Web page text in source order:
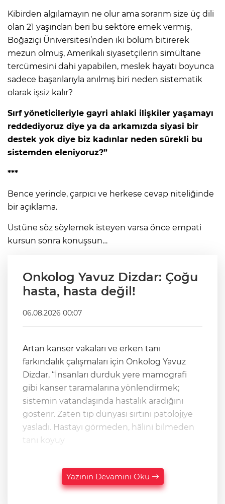
Kibirden algılamayın ne olur ama sorarım size üç dili
olan 21 yaşından beri bu sektöre emek vermiş,
Boğaziçi Üniversitesi’nden iki bölüm bitirerek
mezun olmuş, Amerikalı siyasetçilerin simültane
tercümesini dahi yapabilen, meslek hayatı boyunca
sadece başarılarıyla anılmış biri neden sistematik
olarak işsiz kalır?
Sırf yöneticileriyle gayri ahlaki ilişkiler yaşamayı
reddediyoruz diye ya da arkamızda siyasi bir
destek yok diye biz kadınlar neden sürekli bu
sistemden eleniyoruz?”
***
Bence yerinde, çarpıcı ve herkese cevap niteliğinde
bir açıklama.
Üstüne söz söylemek isteyen varsa önce empati
kursun sonra konuşsun…
Onkolog Yavuz Dizdar: Çoğu
hasta, hasta değil!
06.08.2026 00:07
Artan kanser vakaları ve erken tanı
farkındalık çalışmaları için Onkolog Yavuz
Dizdar, “İnsanları durduk yere mamografi
gibi kanser taramalarına yönlendirmek;
sistemin vatandaşında hastalık aradığını
gösterir. Zaten tıp dünyası sırtını patolojiye
yasladı. Hastayı görmeden, hâlini bilmeden
tanı koyuy
Yazının Devamını Oku